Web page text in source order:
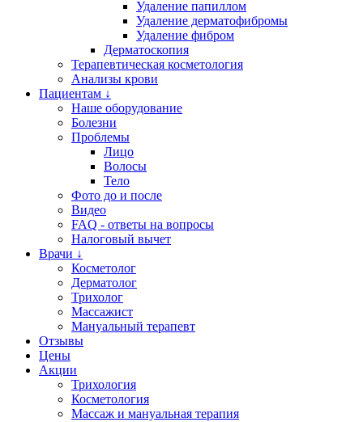
Удаление папиллом
Удаление дерматофибромы
Удаление фибром
Дерматоскопия
Терапевтическая косметология
Анализы крови
Пациентам ↓
Наше оборудование
Болезни
Проблемы
Лицо
Волосы
Тело
Фото до и после
Видео
FAQ - ответы на вопросы
Налоговый вычет
Врачи ↓
Косметолог
Дерматолог
Трихолог
Массажист
Мануальный терапевт
Отзывы
Цены
Акции
Трихология
Косметология
Массаж и мануальная терапия